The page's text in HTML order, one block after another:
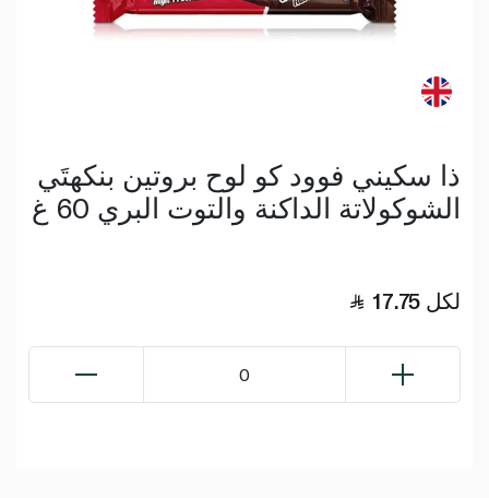
ذا سكيني فوود كو لوح بروتين بنكهتَي
الشوكولاتة الداكنة والتوت البري 60 غ
17.75 لكل
0